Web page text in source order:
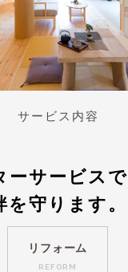
サービス内容
ーサービスで
守ります。
リフォーム
REFORM